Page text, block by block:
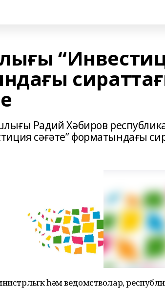
Радий Хәбиров
сәғәте” форматындағы
һәм ведомстволар,